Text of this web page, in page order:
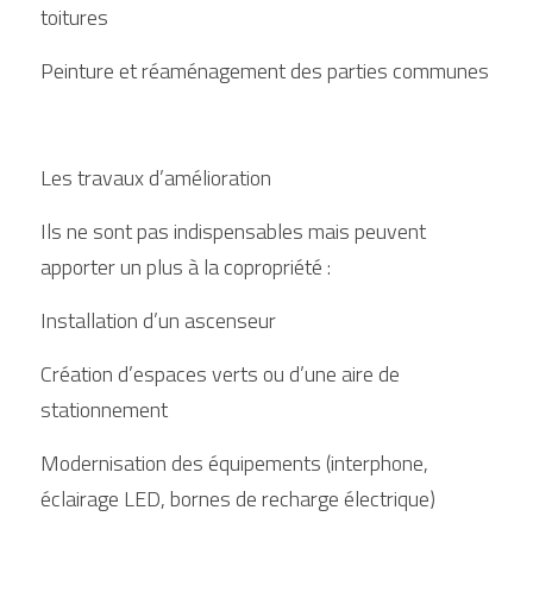
toitures
Peinture et réaménagement des parties communes
Les travaux d’amélioration
Ils ne sont pas indispensables mais peuvent
apporter un plus à la copropriété :
Installation d’un ascenseur
Création d’espaces verts ou d’une aire de
stationnement
Modernisation des équipements (interphone,
éclairage LED, bornes de recharge électrique)